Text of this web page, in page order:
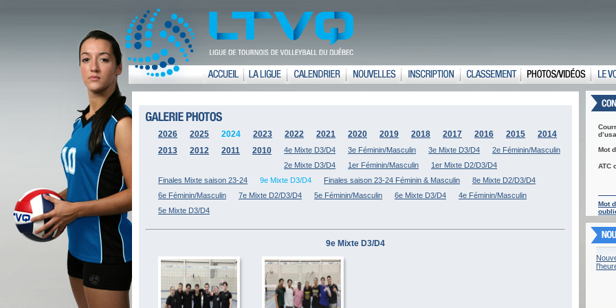
Mot
ATC
Mot
2026 2025 2024 2023 2022 2021 2020 2019 2018 2017 2016 2015
2014
2013
2012 2011 2010 4e Mixte D3/D4 3e Féminin/Masculin 3e Mixte D3/D4
2e Féminin/Masculin
2e Mixte D3/D4
1er Féminin/Masculin
1er Mixte D2/D3/D4
Finales Mixte saison 23-24
9e Mixte D3/D4 Finales saison 23-24 Féminin & Masculin
8e Mixte D2/D3/D4
6e Féminin/Masculin
7e Mixte D2/D3/D4 5e Féminin/Masculin 6e Mixte D3/D4
4e Féminin/Masculin
5e Mixte D3/D4
9e Mixte D3/D4